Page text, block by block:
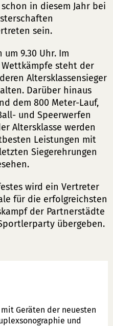
in diesem Jahr bei
sein.
9.30 Uhr. Im
steht der
Altersklassensieger
Darüber hinaus
dem 800 Meter-Lauf,
und Speerwerfen
Altersklasse werden
Leistungen mit
Siegerehrungen
wird ein Vertreter
für die erfolgreichsten
der Partnerstädte
übergeben.
Geräten der neuesten
und